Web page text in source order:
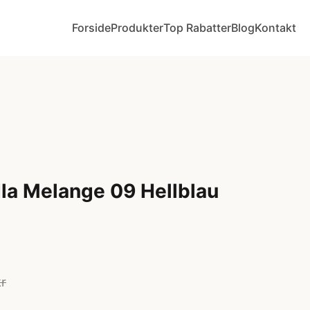
ForsideProdukterTop RabatterBlogKontakt
Melange 09 Hellblau